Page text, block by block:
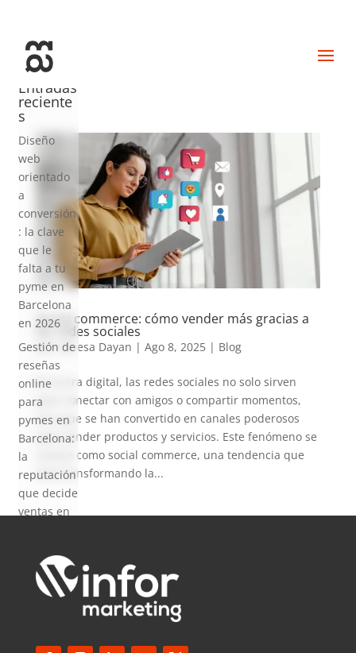
Social commerce: cómo vender más gracias a
las redes sociales
porVanesa Dayan | Ago 8, 2025| Blog
En la era digital, las redes sociales no solo sirven
para conectar con amigos o compartir momentos,
sino que se han convertido en canales poderosos
para vender productos y servicios. Este fenómeno se
conoce como social commerce, una tendencia que
está transformando la...
Entradas
reciente
s
Diseño
web
orientado
a
conversión
: la clave
que le
falta a tu
pyme en
Barcelona
en 2026
Gestión de
reseñas
online
para
pymes en
Barcelona:
la
reputación
que decide
ventas en
SEO local
para
pymes en
aparecer